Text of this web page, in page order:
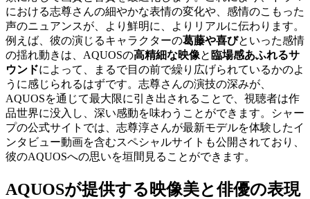
における志尊さんの細やかな表情の変化や、感情のこもった
声のニュアンスが、より鮮明に、よりリアルに伝わります。
例えば、彼の演じるキャラクターの葛藤や喜びといった感情
の揺れ動きは、AQUOSの高精細な映像と 臨場感あふれるサ
ウンドによって、まるで目の前で繰り広げられているかのよ
うに感じられるはずです。志尊さんの演技の深みが、
AQUOSを通じて最大限に引き出されることで、視聴者は作
品世界に没入し、深い感動を味わうことができます。シャー
プの公式サイトでは、志尊淳さんが最新モデルを体験したイ
ンタビュー動画を含むスペシャルサイトも公開されており、
彼のAQUOSへの思いを垣間見ることができます。
AQUOSが提供する映像美と俳優の表現